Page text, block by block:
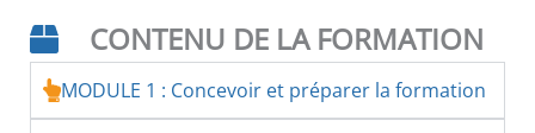
CONTENU DE LA FORMATION
MODULE 1 : Concevoir et préparer la formation